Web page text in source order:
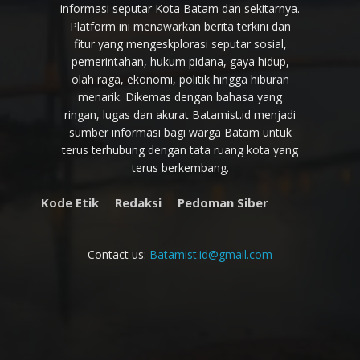
informasi seputar Kota Batam dan sekitarnya.
Platform ini menawarkan berita terkini dan
fitur yang mengeskplorasi seputar sosial,
pemerintahan, hukum pidana, gaya hidup,
olah raga, ekonomi, politik hingga hiburan
menarik. Dikemas dengan bahasa yang
ringan, lugas dan akurat Batamist.id menjadi
sumber informasi bagi warga Batam untuk
terus terhubung dengan tata ruang kota yang
terus berkembang.
Kode Etik Redaksi Pedoman Siber
Contact us: Batamist.id@gmail.com